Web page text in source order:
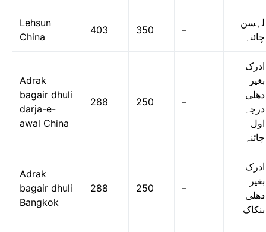
Lehsun
China
403 350 –
لہسن
چائنہ
Adrak
bagair dhuli
darja-e-
awal China
288 250 –
ادرک
بغیر
دھلی
درجہ
اول
چائنہ
Adrak
bagair dhuli
Bangkok
288 250 –
ادرک
بغیر
دھلی
بنکاک